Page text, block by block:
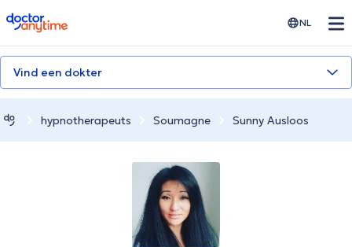
doctoranytime NL
Vind een dokter
hypnotherapeuts Soumagne Sunny Ausloos